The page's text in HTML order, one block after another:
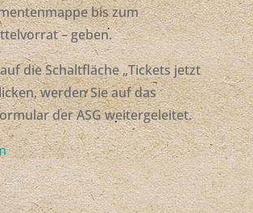
bis zum
– geben.
die Schaltfläche „Tickets jetzt
werden Sie auf das
der ASG weitergeleitet.